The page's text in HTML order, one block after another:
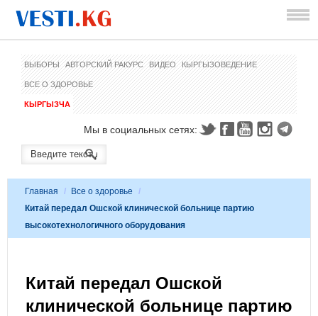
ВЫБОРЫ АВТОРСКИЙ РАКУРС ВИДЕО КЫРГЫЗОВЕДЕНИЕ
ВСЕ О ЗДОРОВЬЕ
КЫРГЫЗЧА
Мы в социальных сетях:
Главная / Все о здоровье
/
Китай передал Ошской клинической больнице партию
высокотехнологичного оборудования
Китай передал Ошской
клинической больнице партию